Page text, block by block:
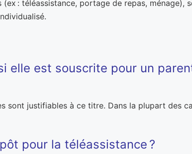
: téléassistance, portage de repas, ménage),
elle est souscrite pour un
sont justifiables à ce titre. Dans la plupart des
pour la téléassistance ?